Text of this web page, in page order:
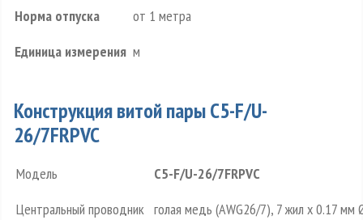
Норма отпуска
от 1 метра
Единица измерения м
Конструкция витой пары C5-F/U-
26/7FRPVC
Модель
C5-F/U-26/7FRPVC
Центральный проводник голая медь (AWG26/7), 7 жил x 0.17 мм